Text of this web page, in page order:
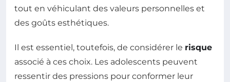
tout en véhiculant des valeurs personnelles et
des goûts esthétiques.
Il est essentiel, toutefois, de considérer le risque
associé à ces choix. Les adolescents peuvent
ressentir des pressions pour conformer leur